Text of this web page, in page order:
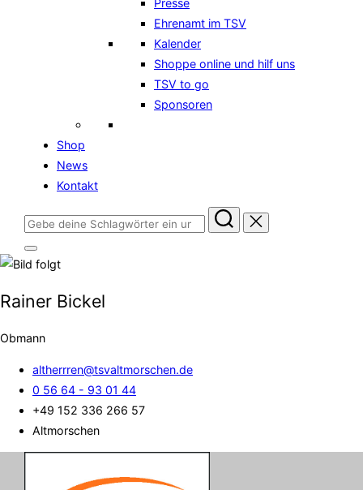
Presse
Ehrenamt im TSV
Kalender
Shoppe online und hilf uns
TSV to go
Sponsoren
Shop
News
Kontakt
Suchen
nach:
Seitenleiste
&
umschalten
Rainer Bickel
Obmann
altherrren@tsvaltmorschen.de
0 56 64 - 93 01 44
+49 152 336 266 57
Altmorschen